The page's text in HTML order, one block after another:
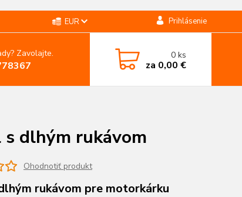
EUR Prihlásenie
Zavolajte. 0ks
za 0,00 €
dlhým rukávom
Ohodnotiť produkt
rukávom pre motorkárku